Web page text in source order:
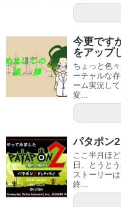
今更です
をアップ
ちょっと色
ーチャルな
ーム実況し
変...
パタポン
ここ半月ほ
日、とうと
ストーリー
終...